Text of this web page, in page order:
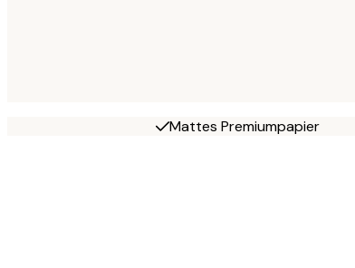
Mattes Premiumpapier